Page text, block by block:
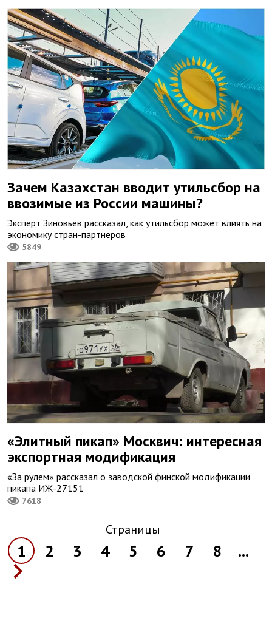
Зачем Казахстан вводит утильсбор на
ввозимые из России машины?
Эксперт Зиновьев рассказал, как утильсбор может влиять на
экономику стран-партнеров
5849
«Элитный пикап» Москвич: интересная
экспортная модификация
«За рулем» рассказал о заводской финской модификации
пикапа ИЖ-27151
7618
Страницы
1 2 3 4 5 6 7 8 ...